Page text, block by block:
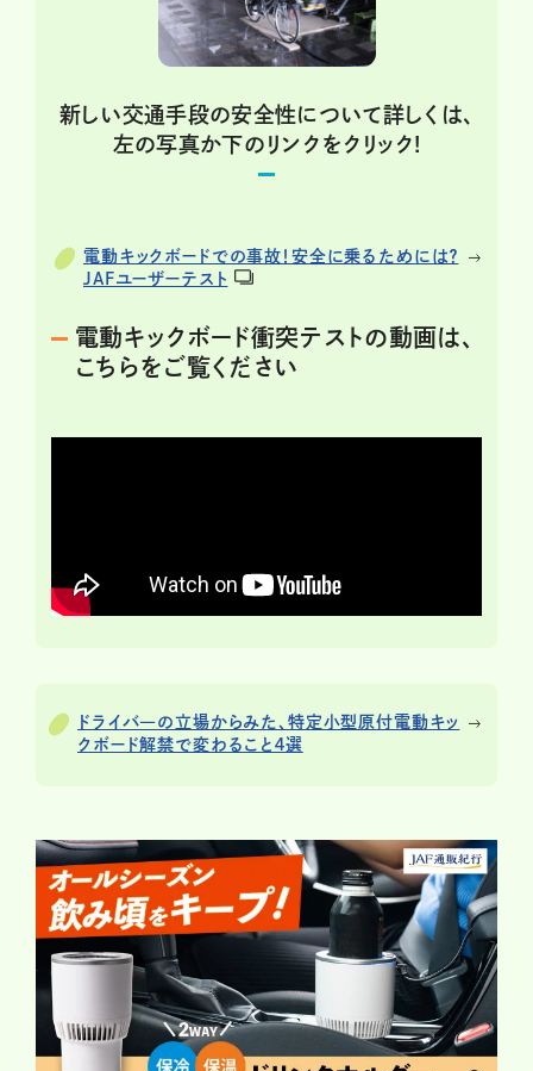
新しい交通手段の安全性について詳しくは、
左の写真か下のリンクをクリック!
電動キックボードでの事故！安全に乗るためには？
JAFユーザーテスト
電動キックボード衝突テストの動画は、
こちらをご覧ください
ドライバ―の立場からみた、特定小型原付電動キッ
クボード解禁で変わること４選